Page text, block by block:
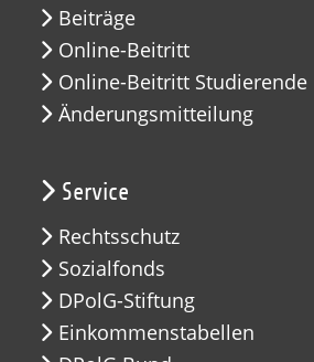
Beiträge
Online-Beitritt
Online-Beitritt Studierende
Änderungsmitteilung
Service
Rechtsschutz
Sozialfonds
DPolG-Stiftung
Einkommenstabellen